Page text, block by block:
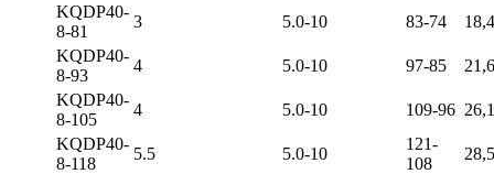
KQDP40-
8-81
3 5.0-10 83-74
KQDP40-
8-93
4 5.0-10 97-85
KQDP40-
8-105
4 5.0-10 109-96
KQDP40-
8-118
5.5 5.0-10
121-
108